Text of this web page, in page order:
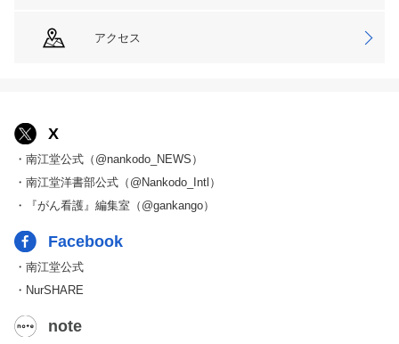
アクセス
X
・南江堂公式（@nankodo_NEWS）
・南江堂洋書部公式（@Nankodo_Intl）
・『がん看護』編集室（@gankango）
Facebook
・南江堂公式
・NurSHARE
note